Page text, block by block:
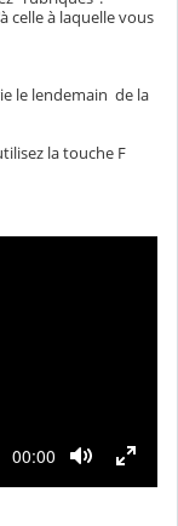
celle à laquelle vous
le lendemain de la
la touche F
T
m
00:00